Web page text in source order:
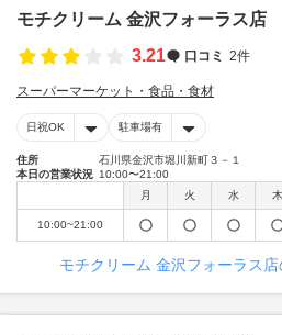
モチクリーム 金沢フォーラス店
3.21
口コミ 2件
スーパーマーケット・食品・食材
日祝OK 駐車場有
住所
石川県金沢市堀川新町３－１
本日の営業状況 10:00〜21:00
月
火 水 木
10:00~21:00
モチクリーム 金沢フォーラス